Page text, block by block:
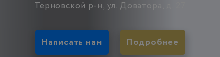
Терновской р-н, ул. Доватора, д. 27
Написать нам Подробнее